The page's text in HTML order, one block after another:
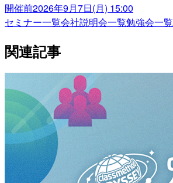
開催前2026年9月7日(月) 15:00
セミナー一覧会社説明会一覧勉強会一覧
関連記事